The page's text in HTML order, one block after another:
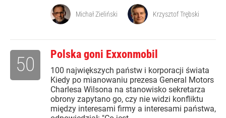
Michał Zieliński Krzysztof Trębski
Polska goni Exxonmobil
100 największych państw i korporacji świata
Kiedy po mianowaniu prezesa General Motors
Charlesa Wilsona na stanowisko sekretarza
obrony zapytano go, czy nie widzi konfliktu
między interesami firmy a interesami państwa,
50